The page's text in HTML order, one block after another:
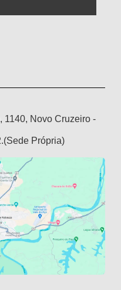
1140, Novo Cruzeiro -
Própria)